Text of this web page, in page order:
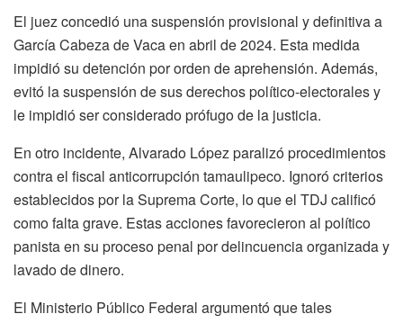
El juez concedió una suspensión provisional y definitiva a
García Cabeza de Vaca en abril de 2024. Esta medida
impidió su detención por orden de aprehensión. Además,
evitó la suspensión de sus derechos político-electorales y
le impidió ser considerado prófugo de la justicia.
En otro incidente, Alvarado López paralizó procedimientos
contra el fiscal anticorrupción tamaulipeco. Ignoró criterios
establecidos por la Suprema Corte, lo que el TDJ calificó
como falta grave. Estas acciones favorecieron al político
panista en su proceso penal por delincuencia organizada y
lavado de dinero.
El Ministerio Público Federal argumentó que tales